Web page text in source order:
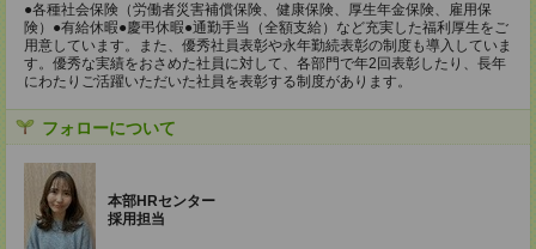
●各種社会保険（労働者災害補償保険、健康保険、厚生年金保険、雇用保
険）●有給休暇●慶弔休暇●通勤手当（全額支給）など充実した福利厚生をご
用意しています。また、優秀社員表彰や永年勤続表彰の制度も導入していま
す。優秀な実績をおさめた社員に対して、各部門で年2回表彰したり、長年
にわたりご活躍いただいた社員を表彰する制度があります。
フォローについて
本部HRセンター
採用担当